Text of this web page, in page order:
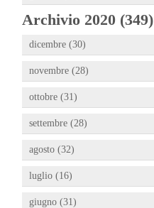
Archivio 2020 (349)
dicembre (30)
novembre (28)
ottobre (31)
settembre (28)
agosto (32)
luglio (16)
giugno (31)